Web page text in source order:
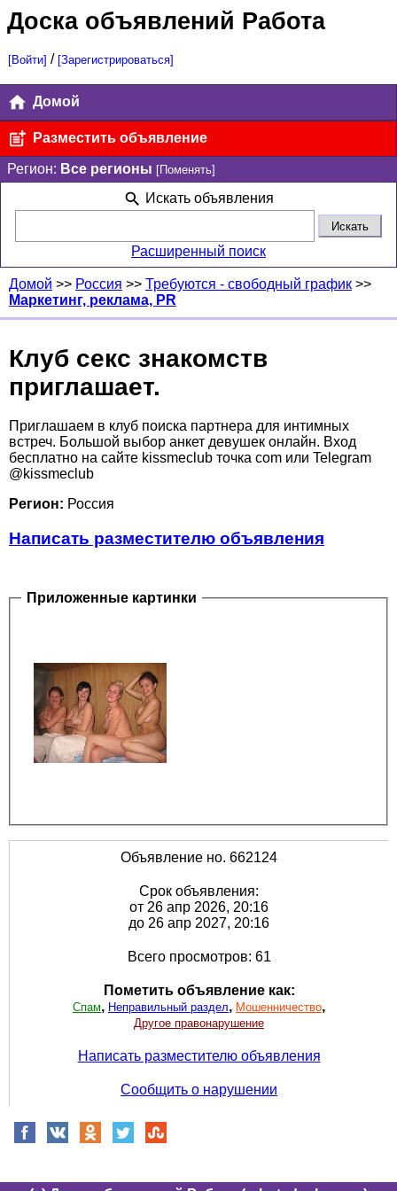
Доска объявлений Работа
[Войти] / [Зарегистрироваться]
Домой
Разместить объявление
Регион: Все регионы [Поменять]
Искать объявления
Расширенный поиск
Домой >> Россия >> Требуются - свободный график >>
Маркетинг, реклама, PR
Клуб секс знакомств
приглашает.
Приглашаем в клуб поиска партнера для интимных
встреч. Большой выбор анкет девушек онлайн. Вход
бесплатно на сайте kissmeclub точка com или Telegram
@kissmeclub
Регион: Россия
Написать разместителю объявления
Приложенные картинки
Объявление но. 662124
Срок объявления:
от 26 апр 2026, 20:16
до 26 апр 2027, 20:16
Всего просмотров: 61
Пометить объявление как:
Спам, Неправильный раздел, Мошенничество,
Другое правонарушение
Написать разместителю объявления
Сообщить о нарушении